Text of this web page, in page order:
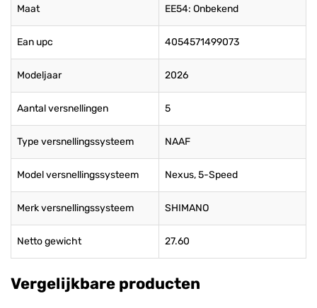
Maat EE54: Onbekend
Ean upc 4054571499073
Modeljaar 2026
Aantal versnellingen 5
Type versnellingssysteem NAAF
Model versnellingssysteem Nexus, 5-Speed
Merk versnellingssysteem SHIMANO
Netto gewicht 27.60
Vergelijkbare producten